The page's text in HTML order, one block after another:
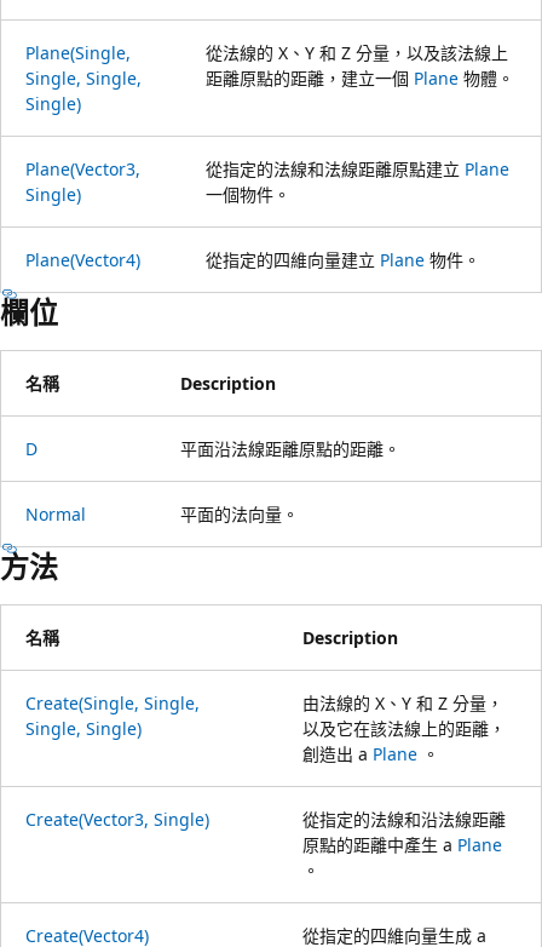
Plane(Single,
Single, Single,
Single)
從法線的 X、Y 和 Z 分量，以及該法線上
距離原點的距離，建立一個 Plane 物體。
Plane(Vector3,
Single)
從指定的法線和法線距離原點建立 Plane
一個物件。
Plane(Vector4) 從指定的四維向量建立 Plane 物件。
欄位
名稱 Description
D 平面沿法線距離原點的距離。
Normal 平面的法向量。
方法
名稱 Description
Create(Single, Single,
Single, Single)
由法線的 X、Y 和 Z 分量，
以及它在該法線上的距離，
創造出 a Plane 。
Create(Vector3, Single)
從指定的法線和沿法線距離
原點的距離中產生 a Plane
。
Create(Vector4)
從指定的四維向量生成 a